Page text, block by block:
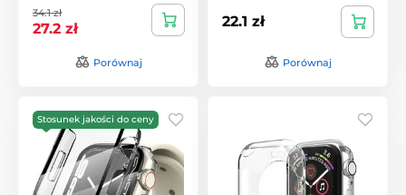
34.1 zł
27.2 zł
Porównaj
22.1 zł
Porównaj
Stosunek jakości do ceny